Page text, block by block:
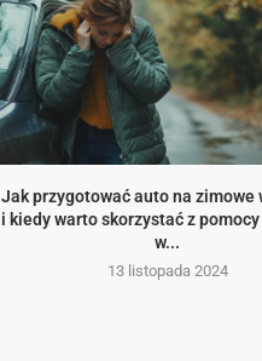
Jak przygotować auto na zimowe
i kiedy warto skorzystać z
w...
13 listopada 2024